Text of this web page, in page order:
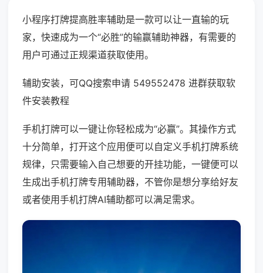
小程序打牌提高胜率辅助是一款可以让一直输的玩
家，快速成为一个“必胜”的输赢辅助神器，有需要的
用户可通过正规渠道获取使用。
辅助安装，可QQ搜索申请 549552478 进群获取软
件安装教程
手机打牌可以一键让你轻松成为“必赢”。其操作方式
十分简单，打开这个应用便可以自定义手机打牌系统
规律，只需要输入自己想要的开挂功能，一键便可以
生成出手机打牌专用辅助器，不管你是想分享给好友
或者使用手机打牌AI辅助都可以满足需求。